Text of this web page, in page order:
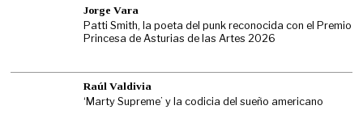
Jorge Vara
Patti Smith, la poeta del punk reconocida con el Premio
Princesa de Asturias de las Artes 2026
Raúl Valdivia
‘Marty Supreme’ y la codicia del sueño americano